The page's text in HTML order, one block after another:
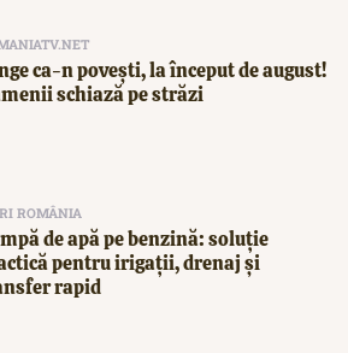
ca-n povești, la început de august!
schiază pe străzi
ROMÂNIA
de apă pe benzină: soluție
pentru irigații, drenaj și
rapid